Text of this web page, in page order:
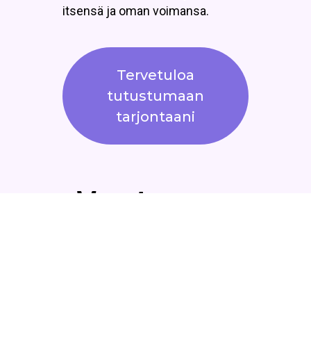
itsensä ja oman voimansa.
Tervetuloa
tutustumaan
tarjontaani
Vastaa